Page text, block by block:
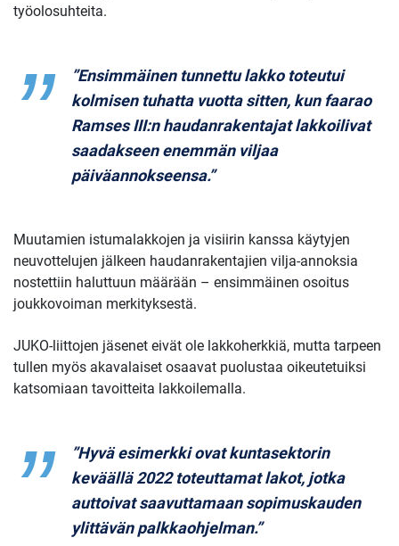
työolosuhteita.
”Ensimmäinen tunnettu lakko toteutui
kolmisen tuhatta vuotta sitten, kun faarao
Ramses III:n haudanrakentajat lakkoilivat
saadakseen enemmän viljaa
päiväannokseensa.”
Muutamien istumalakkojen ja visiirin kanssa käytyjen
neuvottelujen jälkeen haudanrakentajien vilja-annoksia
nostettiin haluttuun määrään – ensimmäinen osoitus
joukkovoiman merkityksestä.
JUKO-liittojen jäsenet eivät ole lakkoherkkiä, mutta tarpeen
tullen myös akavalaiset osaavat puolustaa oikeutetuiksi
katsomiaan tavoitteita lakkoilemalla.
”Hyvä esimerkki ovat kuntasektorin
keväällä 2022 toteuttamat lakot, jotka
auttoivat saavuttamaan sopimuskauden
ylittävän palkkaohjelman.”